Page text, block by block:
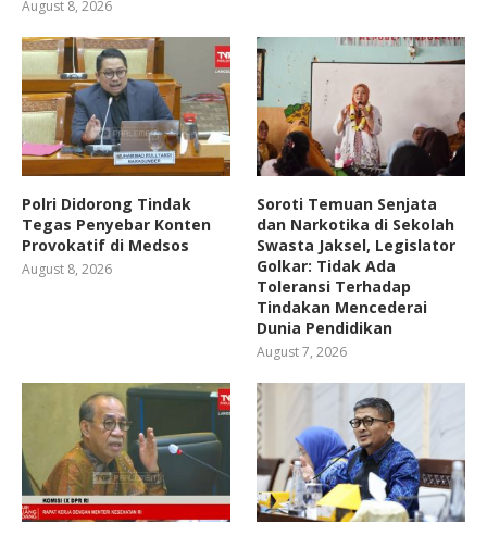
August 8, 2026
Polri Didorong Tindak
Tegas Penyebar Konten
Provokatif di Medsos
August 8, 2026
Soroti Temuan Senjata
dan Narkotika di Sekolah
Swasta Jaksel, Legislator
Golkar: Tidak Ada
Toleransi Terhadap
Tindakan Mencederai
Dunia Pendidikan
August 7, 2026